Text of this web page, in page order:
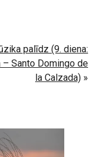
palīdz (9. diena:
– Santo Domingo de
la Calzada) »